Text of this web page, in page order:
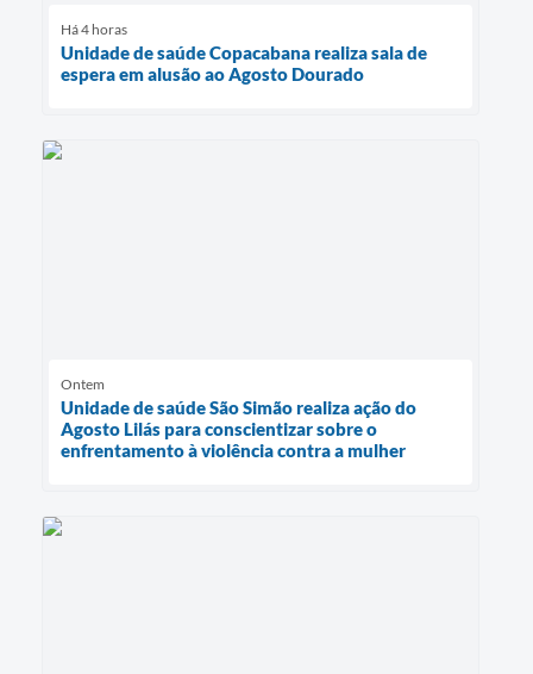
Há 4 horas
Unidade de saúde Copacabana realiza sala de
espera em alusão ao Agosto Dourado
Ontem
Unidade de saúde São Simão realiza ação do
Agosto Lilás para conscientizar sobre o
enfrentamento à violência contra a mulher